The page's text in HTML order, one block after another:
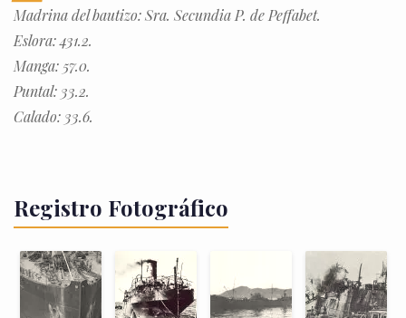
Madrina del bautizo: Sra. Secundia P. de Peffabet.
Eslora: 431.2.
Manga: 57.0.
Puntal: 33.2.
Calado: 33.6.
Registro Fotográfico